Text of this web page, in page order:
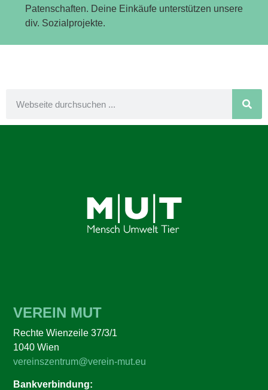
Patenschaften. Deine Einkäufe unterstützen unsere
div. Sozialprojekte.
VEREIN MUT
Rechte Wienzeile 37/3/1
1040 Wien
vereinszentrum@verein-mut.eu
Bankverbindung: